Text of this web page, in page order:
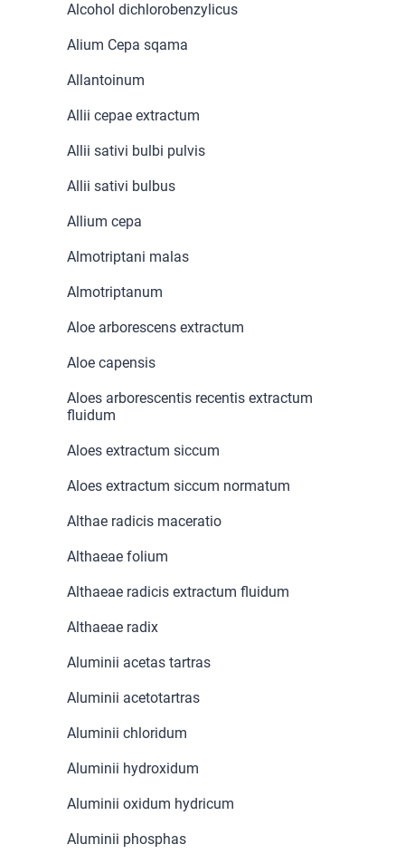
Alcohol dichlorobenzylicus
Alium Cepa sqama
Allantoinum
Allii cepae extractum
Allii sativi bulbi pulvis
Allii sativi bulbus
Allium cepa
Almotriptani malas
Almotriptanum
Aloe arborescens extractum
Aloe capensis
Aloes arborescentis recentis extractum
fluidum
Aloes extractum siccum
Aloes extractum siccum normatum
Althae radicis maceratio
Althaeae folium
Althaeae radicis extractum fluidum
Althaeae radix
Aluminii acetas tartras
Aluminii acetotartras
Aluminii chloridum
Aluminii hydroxidum
Aluminii oxidum hydricum
Aluminii phosphas